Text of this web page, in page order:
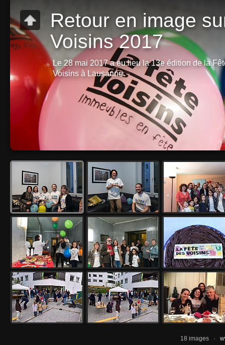
Retour en image
Voisins 2017
Le 28 mai 2017 a eu lieu la 13e édition de la
Voisins à Lausanne.
18 images ·